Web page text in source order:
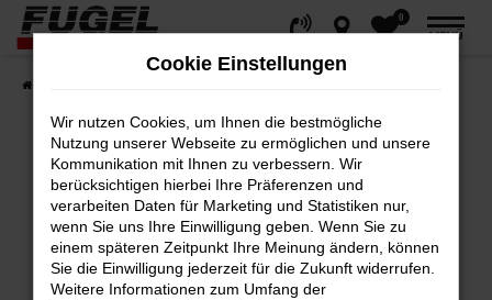
Zum
Hauptinhalt
springen
0
MENÜ
Fehler: Network Error
Beim Laden ist ein Fehler aufgetreten.
Hier sind ein paar Tipps, die dir helfen können:
Cookie Einstellungen
Wir nutzen Cookies, um Ihnen die bestmögliche
Nutzung unserer Webseite zu ermöglichen und unsere
Kommunikation mit Ihnen zu verbessern. Wir
berücksichtigen hierbei Ihre Präferenzen und
verarbeiten Daten für Marketing und Statistiken nur,
wenn Sie uns Ihre Einwilligung geben. Wenn Sie zu
einem späteren Zeitpunkt Ihre Meinung ändern, können
Sie die Einwilligung jederzeit für die Zukunft widerrufen.
Weitere Informationen zum Umfang der